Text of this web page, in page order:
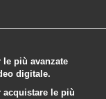
più avanzate
digitale.
le più